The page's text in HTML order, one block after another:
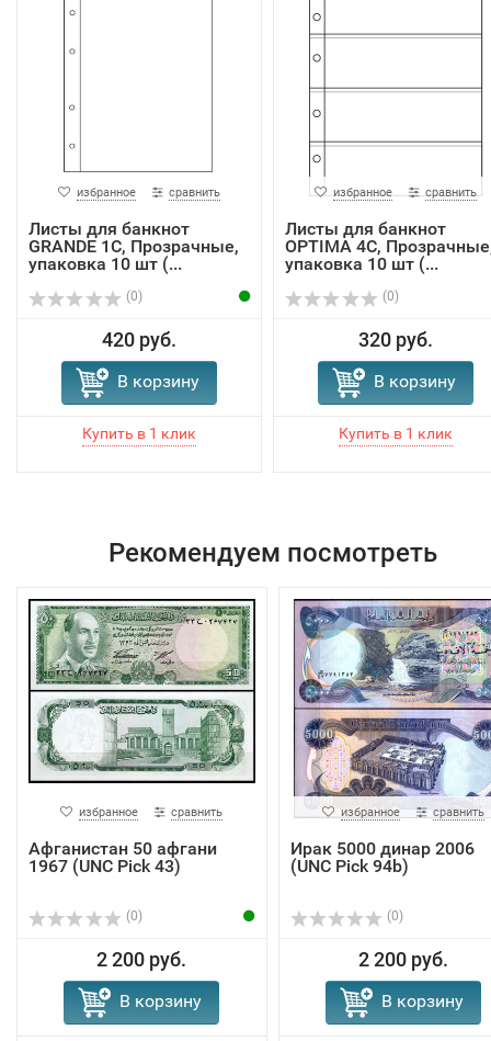
избранное сравнить
Листы для банкнот
GRANDE 1C, Прозрачные,
упаковка 10 шт (...
(0)
420 руб.
В корзину
избранное сравнить
Листы для банкнот
OPTIMA 4C,
упаковка 10 шт (...
(0)
320 руб.
В корзину
Рекомендуем посмотреть
избранное сравнить
Афганистан 50 афгани
1967 (UNC Pick 43)
(0)
2 200 руб.
В корзину
избранное сравнить
Ирак 5000 динар 2006
(UNC Pick 94b)
(0)
2 200 руб.
В корзину